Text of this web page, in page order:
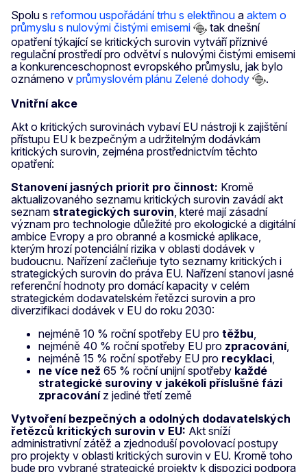
Spolu s reformou uspořádání trhu s elektřinou a aktem o
průmyslu s nulovými čistými emisemi
tak dnešní
opatření týkající se kritických surovin vytváří příznivé
regulační prostředí pro odvětví s nulovými čistými emisemi
a konkurenceschopnost evropského průmyslu, jak bylo
oznámeno v průmyslovém plánu Zelené dohody
.
Vnitřní akce
Akt o kritických surovinách vybaví EU nástroji k zajištění
přístupu EU k bezpečným a udržitelným dodávkám
kritických surovin, zejména prostřednictvím těchto
opatření:
Stanovení jasných priorit pro činnost: Kromě
aktualizovaného seznamu kritických surovin zavádí akt
seznam strategických surovin, které mají zásadní
význam pro technologie důležité pro ekologické a digitální
ambice Evropy a pro obranné a kosmické aplikace,
kterým hrozí potenciální rizika v oblasti dodávek v
budoucnu. Nařízení začleňuje tyto seznamy kritických i
strategických surovin do práva EU. Nařízení stanoví jasné
referenční hodnoty pro domácí kapacity v celém
strategickém dodavatelském řetězci surovin a pro
diverzifikaci dodávek v EU do roku 2030:
nejméně 10 % roční spotřeby EU pro těžbu,
nejméně 40 % roční spotřeby EU pro zpracování,
nejméně 15 % roční spotřeby EU pro recyklaci,
ne více než 65 % roční unijní spotřeby každé
strategické suroviny v jakékoli příslušné fázi
zpracováníz jediné třetí země
Vytvoření bezpečných a odolných dodavatelských
řetězců kritických surovin v EU: Akt sníží
administrativní zátěž a zjednoduší povolovací postupy
pro projekty v oblasti kritických surovin v EU. Kromě toho
bude pro vybrané strategické projekty k dispozici podpora